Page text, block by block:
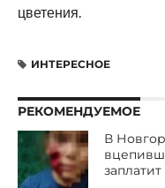
цветения.
ИНТЕРЕСНОЕ
РЕКОМЕНДУЕМОЕ
В